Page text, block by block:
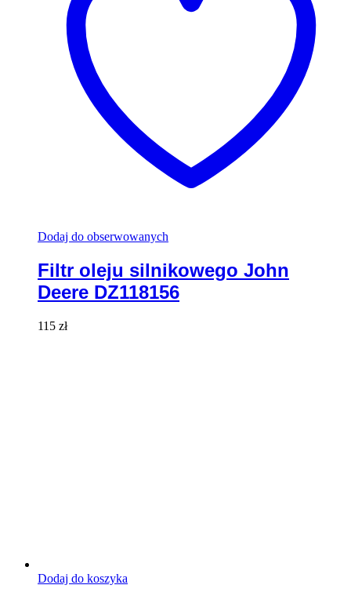
Dodaj do obserwowanych
Filtr oleju silnikowego John
Deere DZ118156
115 zł
Dodaj do koszyka